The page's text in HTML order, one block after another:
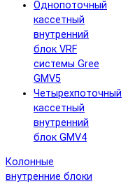
Однопоточный
кассетный
внутренний
блок VRF
системы Gree
GMV5
Четырехпоточный
кассетный
внутренний
блок GMV4
Колонные
внутренние блоки